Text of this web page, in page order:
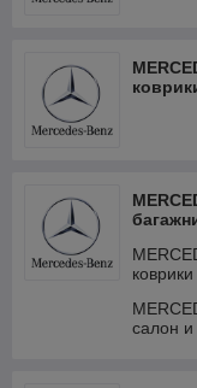
салон и